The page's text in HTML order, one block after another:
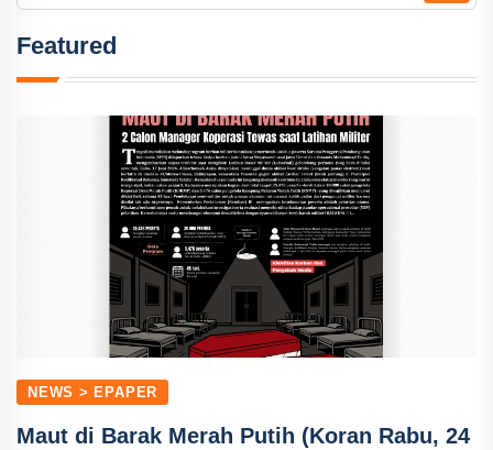
Featured
NEWS > EPAPER
Maut di Barak Merah Putih (Koran Rabu, 24